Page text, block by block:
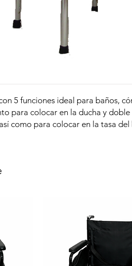
5 funciones ideal para baños,
para colocar en la ducha y
como para colocar en la tasa del